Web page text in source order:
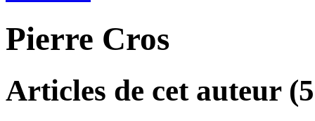
Pierre Cros
Articles de cet auteur